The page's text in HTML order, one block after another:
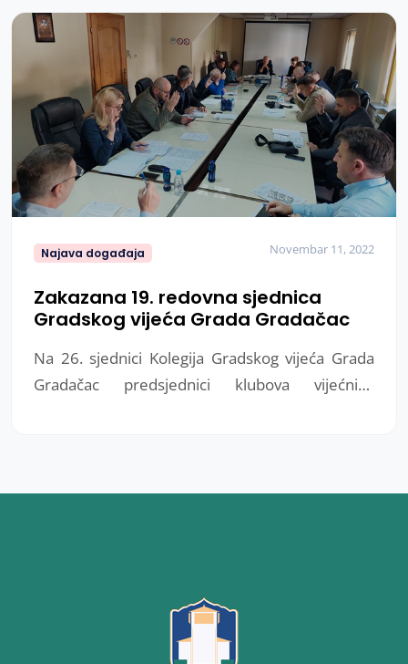
Najava događaja Novembar 11, 2022
Zakazana 19. redovna sjednica
Gradskog vijeća Grada Gradačac
Na 26. sjednici Kolegija Gradskog vijeća Grada
Gradačac predsjednici klubova vijećnika